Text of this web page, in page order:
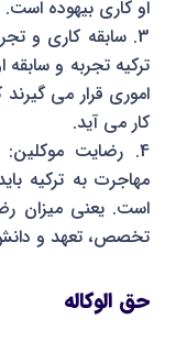
او کاری بیهوده است.
3. سابقه کاری و
ترکیه تجربه و
اموری قرار می
کار می آید.
4. رضایت
مهاجرت به ترکیه
است. یعنی میزان
تخصص، تعهد و
حق الوکاله